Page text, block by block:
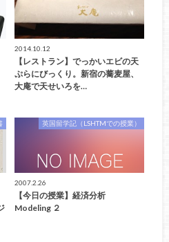
2014.10.12
【レストラン】でっかいエビの天
ぷらにびっくり。新宿の蕎麦屋、
大庵で天せいろを…
英国留学記（LSHTMでの授業）
2007.2.26
【今日の授業】経済分析
Modeling ２